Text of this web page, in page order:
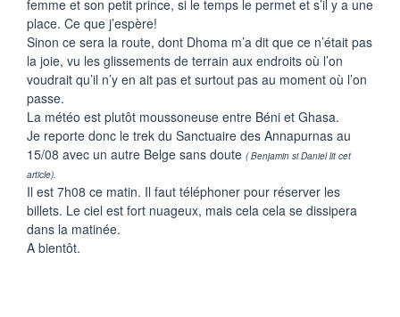
femme et son petit prince, si le temps le permet et s’il y a une
place. Ce que j’espère!
Sinon ce sera la route, dont Dhoma m’a dit que ce n’était pas
la joie, vu les glissements de terrain aux endroits où l’on
voudrait qu’il n’y en ait pas et surtout pas au moment où l’on
passe.
La météo est plutôt moussoneuse entre Béni et Ghasa.
Je reporte donc le trek du Sanctuaire des Annapurnas au
15/08 avec un autre Belge sans doute ( Benjamin siDaniel lit cet
article).
Il est 7h08 ce matin. Il faut téléphoner pour réserver les
billets. Le ciel est fort nuageux, mais cela cela se dissipera
dans la matinée.
A bientôt.